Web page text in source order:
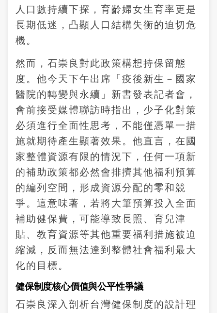
人口數持續下探，育齡婦女生育率更是
長期低迷，凸顯人口結構失衡的迫切危
機。
然而，石崇良對此政策構想持保留態
度。他今天下午出席「疫後新生－國家
醫院的轉變與永續」新書發表記者會，
會前接受媒體聯訪時指出，少子化對策
必須進行全面性思考，不能僅憑單一措
施就期待產生顯著效果。他直言，在國
家整體資源有限的情況下，任何一項新
的補助政策都必然會排擠其他福利預算
的編列空間，形成資源分配的零和競
爭。這意味著，若將大筆預算投入全面
補助健保費，可能導致長照、育兒津
貼、教育資源等其他重要福利措施被迫
縮減，反而無法達到整體社會福利最大
化的目標。
健保制度核心價值與公平性爭議
石崇良深入剖析台灣健保制度的設計理